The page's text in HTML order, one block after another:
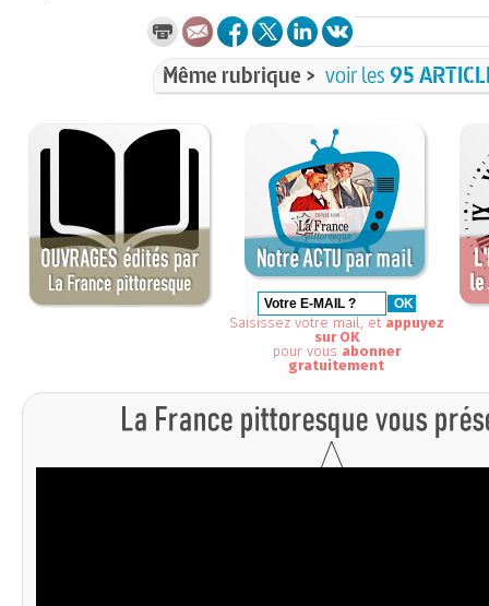
Même rubrique > voir les95
Saisissez votre mail, et appuyez
sur OK
pour vous abonner
gratuitement